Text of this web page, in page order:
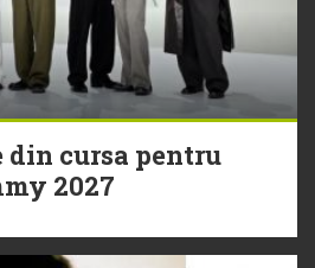
din cursa pentru
2027